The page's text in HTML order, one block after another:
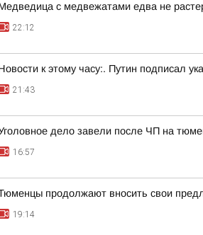
с медвежатами едва не
22:12
к этому часу:. Путин подписал
21:43
дело завели после ЧП на
16:57
продолжают вносить свои
19:14